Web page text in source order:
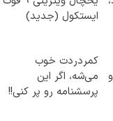
ایستکول (جدید)
کمردردت خوب
می‌شه، اگر این
پرسشنامه رو پر کنی!!